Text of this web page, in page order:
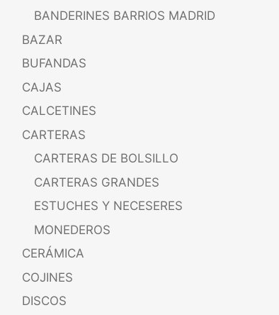
BANDERINES BARRIOS MADRID
BAZAR
BUFANDAS
CAJAS
CALCETINES
CARTERAS
CARTERAS DE BOLSILLO
CARTERAS GRANDES
ESTUCHES Y NECESERES
MONEDEROS
CERÁMICA
COJINES
DISCOS